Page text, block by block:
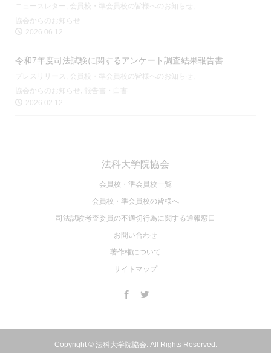
ニュースレター, 会員校・準会員校の皆様へのお知らせ ,
協会からのお知らせ
2026.06.12
令和7年度司法試験に関するアンケート調査結果報告書
プレスリリース , 会員校・準会員校の皆様へのお知らせ ,
協会からのお知らせ
報告書・白書
2026.02.12
法科大学院協会
会員校・準会員校一覧
会員校・準会員校の皆様へ
司法試験考査委員の不適切⾏為に関する通報窓⼝
お問い合わせ
著作権について
サイトマップ
Copyright ©法科大学院協会. All Rights Reserved.